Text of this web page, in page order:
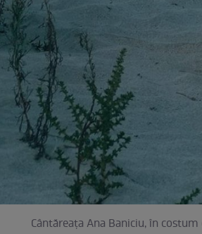
Cântăreața Ana Baniciu, în